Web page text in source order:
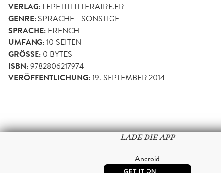
VERLAG: LEPETITLITTERAIRE.FR
GENRE: SPRACHE - SONSTIGE
SPRACHE: FRENCH
UMFANG:10 SEITEN
GRÖSSE: 0 BYTES
ISBN:9782806217974
VERÖFFENTLICHUNG:19. SEPTEMBER 2014
LADE DIE APP
Android